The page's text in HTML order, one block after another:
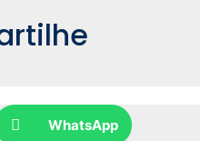
WhatsApp